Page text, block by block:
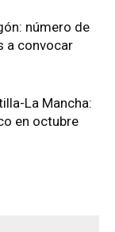
número de
a convocar
La Mancha:
en octubre